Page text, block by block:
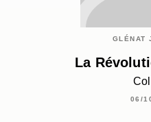
GLÉNAT
La
06/